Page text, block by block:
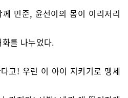
민준, 윤선이의 몸이 이리저리
를 나누었다.
고! 우린 이 아이 지키기로 맹세